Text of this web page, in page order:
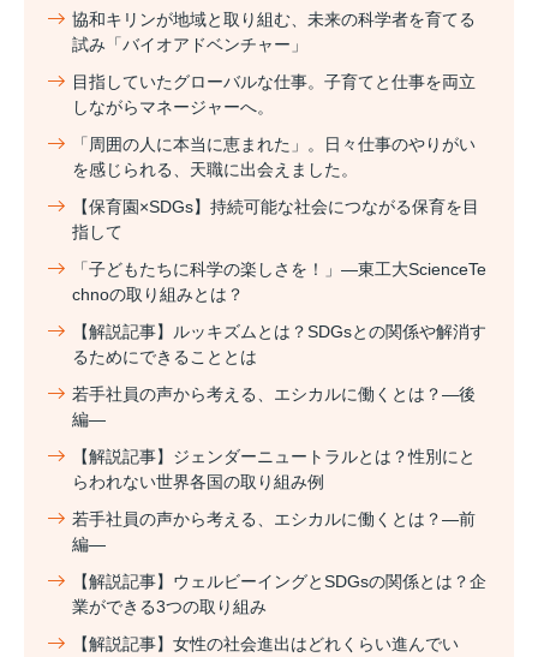
協和キリンが地域と取り組む、未来の科学者を育てる
試み「バイオアドベンチャー」
目指していたグローバルな仕事。子育てと仕事を両立
しながらマネージャーへ。
「周囲の人に本当に恵まれた」。日々仕事のやりがい
を感じられる、天職に出会えました。
【保育園×SDGs】持続可能な社会につながる保育を目
指して
「子どもたちに科学の楽しさを！」―東工大ScienceTe
chnoの取り組みとは？
【解説記事】ルッキズムとは？SDGsとの関係や解消す
るためにできることとは
若手社員の声から考える、エシカルに働くとは？―後
編―
【解説記事】ジェンダーニュートラルとは？性別にと
らわれない世界各国の取り組み例
若手社員の声から考える、エシカルに働くとは？―前
編―
【解説記事】ウェルビーイングとSDGsの関係とは？企
業ができる3つの取り組み
【解説記事】女性の社会進出はどれくらい進んでい